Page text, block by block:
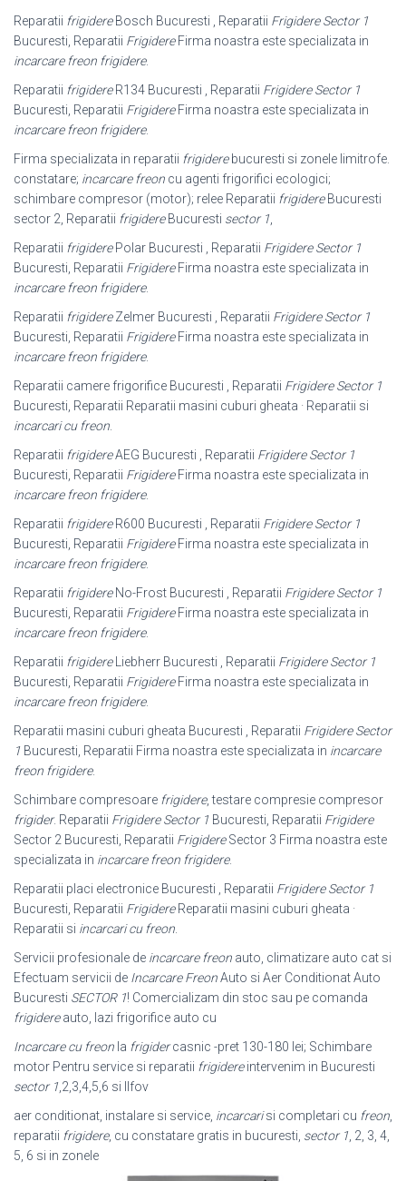
Reparatii frigidereBosch Bucuresti , Reparatii Frigidere Sector 1
Bucuresti, Reparatii FrigidereFirma noastra este specializata in
incarcare freon frigidere.
Reparatii frigidereR134 Bucuresti , Reparatii Frigidere Sector 1
Bucuresti, Reparatii FrigidereFirma noastra este specializata in
incarcare freon frigidere.
Firma specializata in reparatii frigiderebucuresti si zonele limitrofe.
constatare; incarcare freon cu agenti frigorifici ecologici;
schimbare compresor (motor); relee Reparatii frigidereBucuresti
sector 2, Reparatii frigidereBucuresti sector 1
Reparatii frigiderePolar Bucuresti , Reparatii Frigidere Sector 1
Bucuresti, Reparatii FrigidereFirma noastra este specializata in
incarcare freon frigidere.
Reparatii frigidereZelmer Bucuresti , Reparatii Frigidere Sector 1
Bucuresti, Reparatii FrigidereFirma noastra este specializata in
incarcare freon frigidere.
Reparatii camere frigorifice Bucuresti , Reparatii Frigidere Sector 1
Bucuresti, Reparatii Reparatii masini cuburi gheata · Reparatii si
incarcari cu freon
Reparatii frigidereAEG Bucuresti , Reparatii Frigidere Sector 1
Bucuresti, Reparatii FrigidereFirma noastra este specializata in
incarcare freon frigidere.
Reparatii frigidereR600 Bucuresti , Reparatii Frigidere Sector 1
Bucuresti, Reparatii FrigidereFirma noastra este specializata in
incarcare freon frigidere.
Reparatii frigidereNo-Frost Bucuresti , Reparatii Frigidere Sector 1
Bucuresti, Reparatii FrigidereFirma noastra este specializata in
incarcare freon frigidere.
Reparatii frigidereLiebherr Bucuresti , Reparatii Frigidere Sector 1
Bucuresti, Reparatii FrigidereFirma noastra este specializata in
incarcare freon frigidere.
Reparatii masini cuburi gheata Bucuresti , Reparatii Frigidere Sector
1 Bucuresti, Reparatii Firma noastra este specializata in incarcare
freon frigidere.
Schimbare compresoare frigidere, testare compresie compresor
frigider. Reparatii Frigidere Sector 1 Bucuresti, Reparatii Frigidere
Sector 2 Bucuresti, Reparatii FrigidereSector 3 Firma noastra este
specializata in incarcare freon frigidere.
Reparatii placi electronice Bucuresti , Reparatii Frigidere Sector 1
Bucuresti, Reparatii FrigidereReparatii masini cuburi gheata ·
Reparatii si incarcari cu freon
Servicii profesionale de incarcare freon auto, climatizare auto cat si
Efectuam servicii de Incarcare FreonAuto si Aer Conditionat Auto
Bucuresti SECTOR 1! Comercializam din stoc sau pe comanda
frigidereauto, lazi frigorifice auto cu
Incarcare cu freon la frigidercasnic -pret 130-180 lei; Schimbare
motor Pentru service si reparatii frigidereintervenim in Bucuresti
sector 1 ,2,3,4,5,6 si Ilfov
aer conditionat, instalare si service, incarcarisi completari cu freon
reparatii frigidere, cu constatare gratis in bucuresti, sector 1 , 2, 3, 4,
5, 6 si in zonele